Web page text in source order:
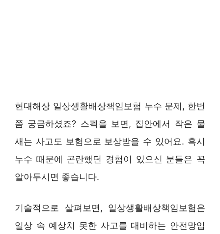
현대해상 일상생활배상책임보험 누수 문제, 한번
쯤 궁금하셨죠? 스펙을 보면, 집안에서 작은 물
새는 사고도 보험으로 보상받을 수 있어요. 혹시
누수 때문에 곤란했던 경험이 있으신 분들은 꼭
알아두시면 좋습니다.
기술적으로 살펴보면, 일상생활배상책임보험은
일상 속 예상치 못한 사고를 대비하는 안전망입